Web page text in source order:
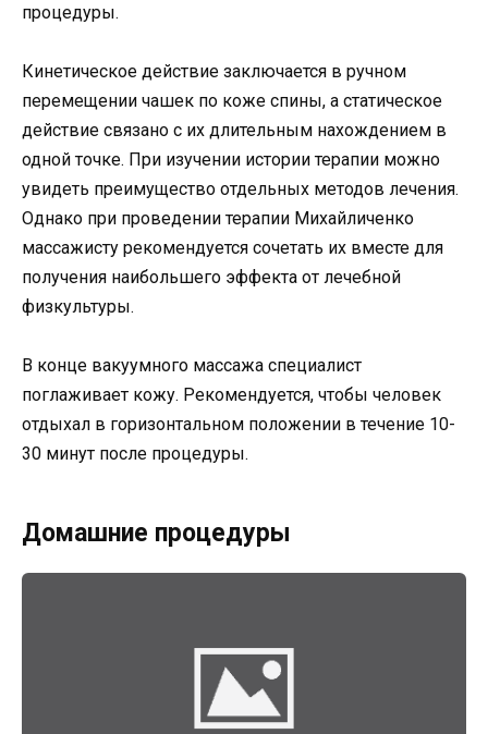
процедуры.
Кинетическое действие заключается в ручном
перемещении чашек по коже спины, а статическое
действие связано с их длительным нахождением в
одной точке. При изучении истории терапии можно
увидеть преимущество отдельных методов лечения.
Однако при проведении терапии Михайличенко
массажисту рекомендуется сочетать их вместе для
получения наибольшего эффекта от лечебной
физкультуры.
В конце вакуумного массажа специалист
поглаживает кожу. Рекомендуется, чтобы человек
отдыхал в горизонтальном положении в течение 10-
30 минут после процедуры.
Домашние процедуры